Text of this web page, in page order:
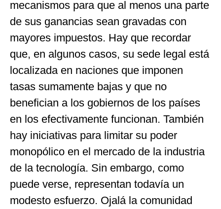
mecanismos para que al menos una parte
de sus ganancias sean gravadas con
mayores impuestos. Hay que recordar
que, en algunos casos, su sede legal está
localizada en naciones que imponen
tasas sumamente bajas y que no
benefician a los gobiernos de los países
en los efectivamente funcionan. También
hay iniciativas para limitar su poder
monopólico en el mercado de la industria
de la tecnología. Sin embargo, como
puede verse, representan todavía un
modesto esfuerzo. Ojalá la comunidad